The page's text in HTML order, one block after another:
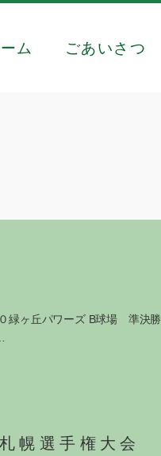
ム ごあいさつ
ヶ丘パワーズ B球場 準決
幌選手権大会